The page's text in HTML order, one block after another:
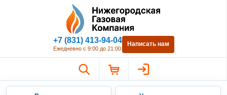
Нижегородская Газовая
+7 (831) 413-94-04
Ежедневно с 9:00 до 21:00
Написать нам